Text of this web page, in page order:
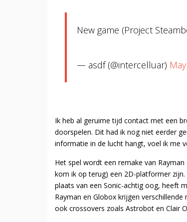
New game (Project
— asdf (@intercelluar)
Ik heb al geruime tijd contact met een
doorspelen. Dit had ik nog niet eerder
informatie in de lucht hangt, voel ik me
Het spel wordt een remake van
kom ik op terug) een 2D-platformer
plaats van een Sonic-achtig oog, heeft
Rayman en Globox krijgen
ook crossovers zoals Astrobot en Clair